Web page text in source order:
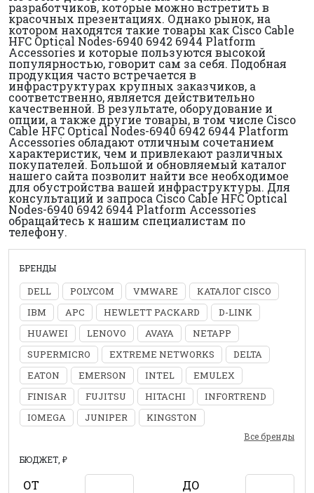
разработчиков, которые можно встретить в
красочных презентациях. Однако рынок, на
котором находятся такие товары как Cisco Cable
HFC Optical Nodes-6940 6942 6944 Platform
Accessories и которые пользуются высокой
популярностью, говорит сам за себя. Подобная
продукция часто встречается в
инфраструктурах крупных заказчиков, а
соответственно, является действительно
качественной. В результате, оборудование и
опции, а также другие товары, в том числе Cisco
Cable HFC Optical Nodes-6940 6942 6944 Platform
Accessories обладают отличным сочетанием
характеристик, чем и привлекают различных
покупателей. Большой и обновляемый каталог
нашего сайта позволит найти все необходимое
для обустройства вашей инфраструктуры. Для
консультаций и запроса Cisco Cable HFC Optical
Nodes-6940 6942 6944 Platform Accessories
обращайтесь к нашим специалистам по
телефону.
БРЕНДЫ
DELL POLYCOM VMWARE
КАТАЛОГ CISCO
IBM
APC HEWLETT PACKARD
D-LINK
HUAWEI
LENOVO AVAYA
NETAPP
SUPERMICRO
EXTREME NETWORKS
DELTA
EATON
EMERSON INTEL
EMULEX
FINISAR
FUJITSU HITACHI
INFORTREND
IOMEGA
JUNIPER KINGSTON
Все бренды
БЮДЖЕТ, ₽
ОТ ДО